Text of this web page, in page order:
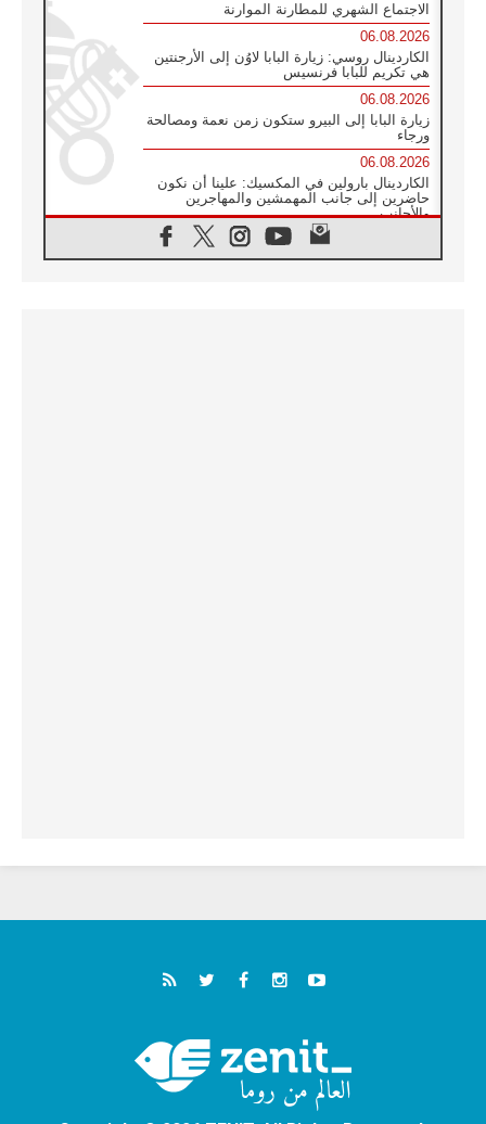
الاجتماع الشهري للمطارنة الموارنة
06.08.2026
الكاردينال روسي: زيارة البابا لاوُن إلى الأرجنتين
هي تكريم للبابا فرنسيس
06.08.2026
زيارة البابا إلى البيرو ستكون زمن نعمة ومصالحة
ورجاء
06.08.2026
الكاردينال بارولين في المكسيك: علينا أن نكون
حاضرين إلى جانب المهمشين والمهاجرين
والأجانب
البابا لاوُن الرابع عشر للشباب في أسيزي: